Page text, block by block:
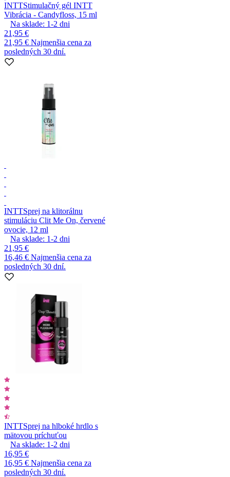
INTTStimulačný gél INTT
Vibrácia - Candyfloss, 15 ml
Na sklade: 1-2 dni
21,95 €
21,95 € Najmenšia cena za
posledných 30 dní.
INTTSprej na klitorálnu
stimuláciu Clit Me On, červené
ovocie, 12 ml
Na sklade: 1-2 dni
21,95 €
16,46 € Najmenšia cena za
posledných 30 dní.
INTTSprej na hlboké hrdlo s
mätovou príchuťou
Na sklade: 1-2 dni
16,95 €
16,95 € Najmenšia cena za
posledných 30 dní.